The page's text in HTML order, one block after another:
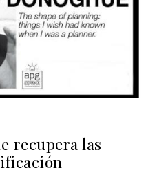
recupera las